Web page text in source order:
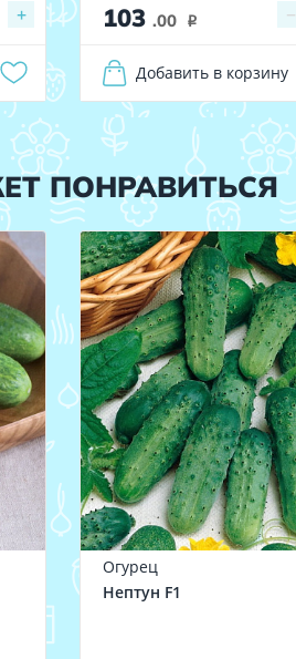
+ 103 .00 i −
Добавить в корзину
ПОНРАВИТЬСЯ
Огурец
Нептун F1